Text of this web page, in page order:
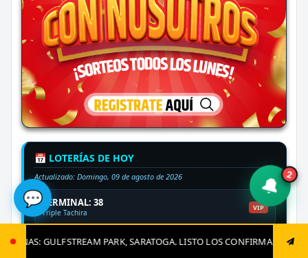
LISTO LOS CONFIRMADOS, JUGADAS CLAVES Y EL GRAN
📅 LOTERÍAS DE HOY
Actualizado: Domingo, 09 de agosto de 2026
TERMINAL: 38
Triple Tachira
VIP
TERMINAL: 48 REGALO
🔔 2
💬